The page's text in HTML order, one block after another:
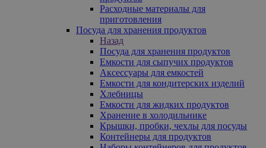
Расходные материалы для
приготовления
Посуда для хранения продуктов
Назад
Посуда для хранения продуктов
Емкости для сыпучих продуктов
Аксессуары для емкостей
Емкости для кондитерских изделий
Хлебницы
Емкости для жидких продуктов
Хранение в холодильнике
Крышки, пробки, чехлы для посуды
Контейнеры для продуктов